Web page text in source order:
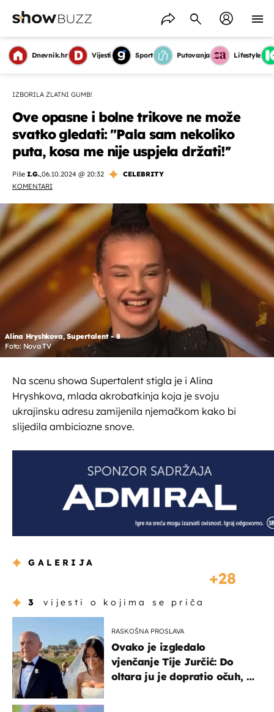
Dnevnik.hr Vijesti Sport Putovanja Lifestyle
IZBORILA ZLATNI GUMB!
Ove opasne i bolne trikove ne može
svatko gledati: ''Pala sam nekoliko
puta, kosa me nije uspjela držati!''
Piše I.G.,06.10.2024 @ 20:32
CELEBRITY
KOMENTARI
Alina Hryshkova, Supertalent - 8
Foto: Nova TV
Na scenu showa Supertalent stigla je i Alina
Hryshkova, mlada akrobatkinja koja je svoju
ukrajinsku adresu zamijenila njemačkom kako bi
slijedila ambiciozne snove.
GALERIJA
28
3 vijesti o kojima se priča
RASKOŠNA PROSLAVA
Ovako je izgledalo
vjenčanje Tije Jurčić: Do
oltara ju je dopratio očuh, a
OMOGUĆI OBAVIJESTI